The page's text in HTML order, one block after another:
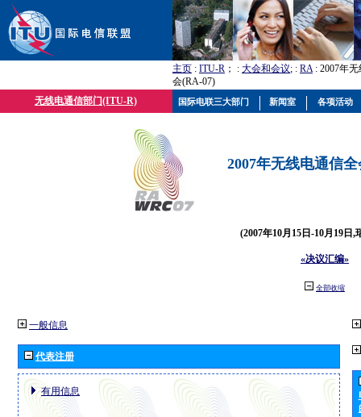
主页 : ITU-R ； : 大会和会议; : RA: 2007年
会(RA-07)
无线电通信部门(ITU-R)
2007年无线电通信
(2007年10月15日-10月19日,
«决议汇编»
全部收缩
一般信息
代表注册
有用信息
国际电联三大部门 新闻室 各项活动